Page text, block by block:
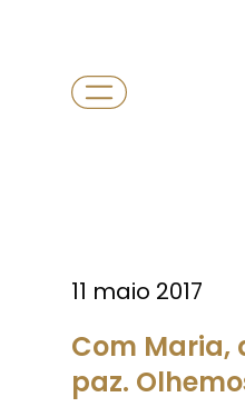
11 maio 2017
Com Maria,
paz.